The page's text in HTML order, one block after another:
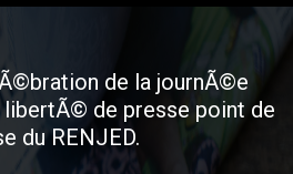
de la journÃ©e
libertÃ© de presse point de
du RENJED.